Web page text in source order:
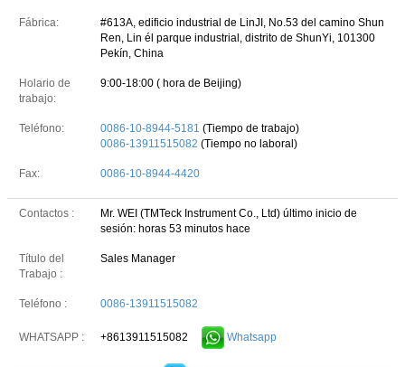
Fábrica:
#613A, edificio industrial de LinJI, No.53 del camino Shun
Ren, Lin él parque industrial, distrito de ShunYi, 101300
Pekín, China
Holario de
trabajo:
9:00-18:00 ( hora de Beijing)
Teléfono: 0086-10-8944-5181 (Tiempo de trabajo)
0086-13911515082 (Tiempo no laboral)
Fax: 0086-10-8944-4420
Contactos : Mr. WEI (TMTeck Instrument Co., Ltd) último inicio de
sesión: horas 53 minutos hace
Título del
Trabajo :
Sales Manager
Teléfono : 0086-13911515082
WHATSAPP : +8613911515082 Whatsapp